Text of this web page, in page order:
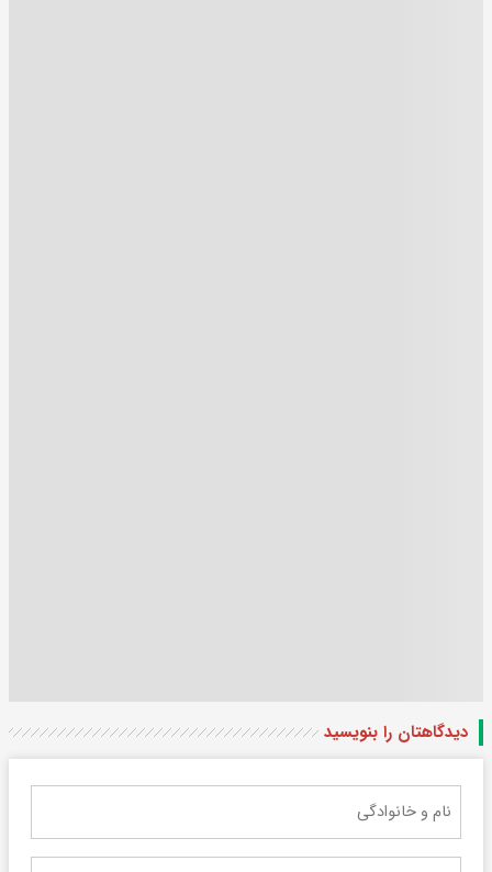
دیدگاهتان را بنویسید